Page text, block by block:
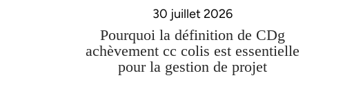
30 juillet 2026
Pourquoi la définition de CDg
achèvement cc colis est essentielle
pour la gestion de projet